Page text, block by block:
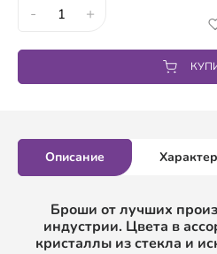
- +
Описание
Броши от лучших
индустрии. Цвета в
кристаллы из стекла и